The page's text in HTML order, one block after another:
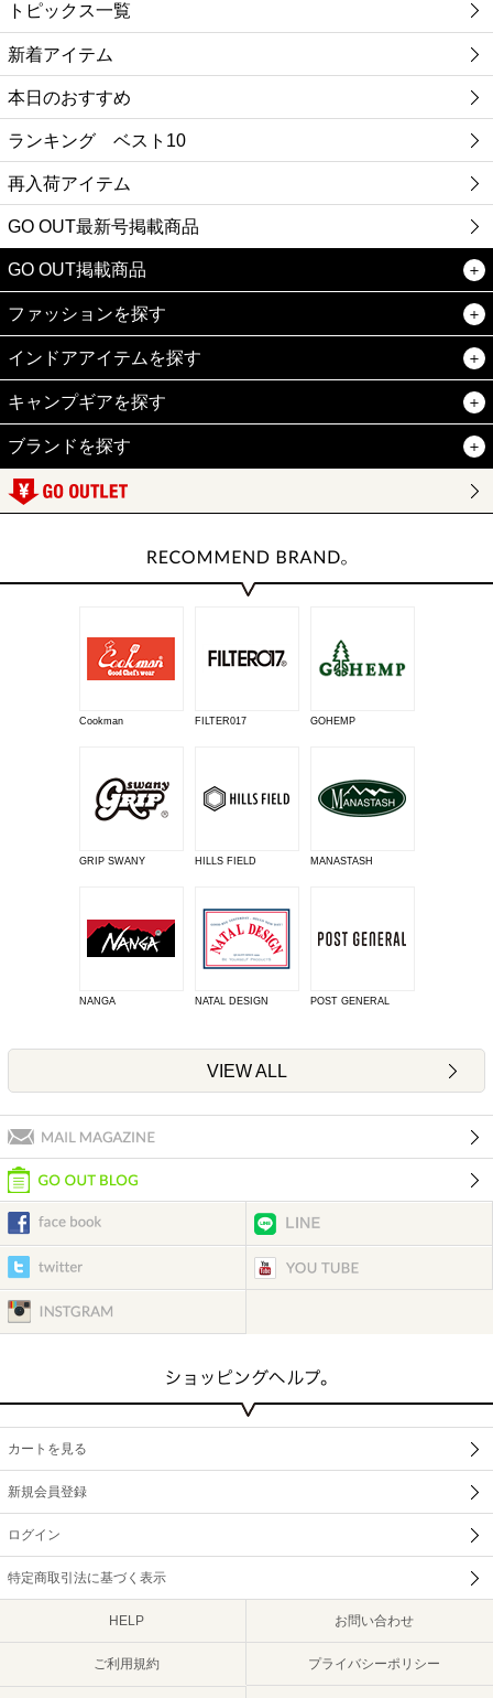
トピックス一覧
新着アイテム
本日のおすすめ
ランキング ベスト10
再入荷アイテム
GO OUT最新号掲載商品
GO OUT掲載商品
ファッションを探す
インドアアイテムを探す
キャンプギアを探す
ブランドを探す
Cookman FILTER017 GOHEMP
GRIP SWANY HILLS FIELD MANASTASH
NANGA NATAL DESIGN POST GENERAL
VIEW ALL
カートを見る
新規会員登録
ログイン
特定商取引法に基づく表示
HELP お問い合わせ
ご利用規約 プライバシーポリシー